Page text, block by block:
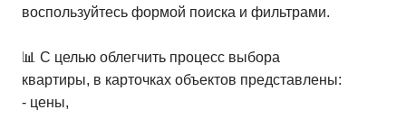
воспользуйтесь формой поиска и фильтрами.
📊 С целью облегчить процесс выбора
квартиры, в карточках объектов представлены:
- цены,